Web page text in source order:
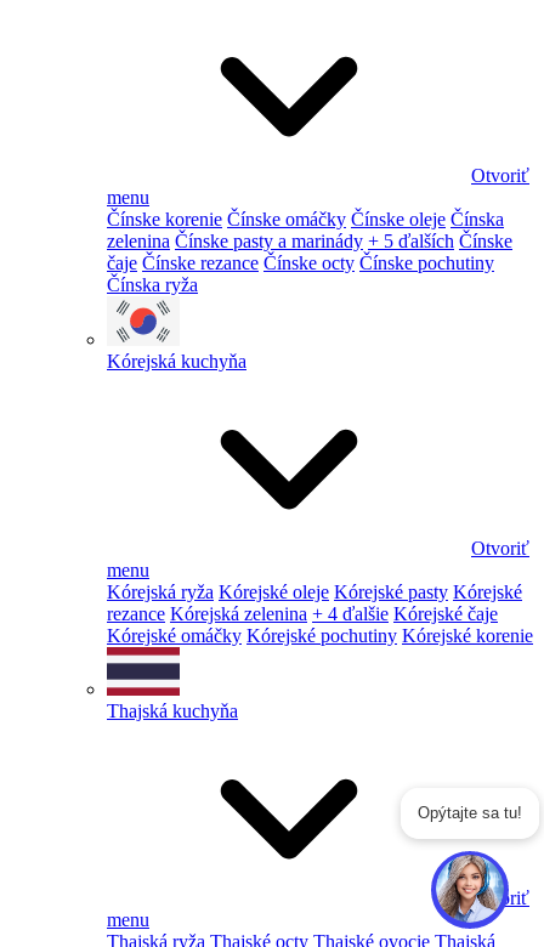
Otvoriť
menu
Čínske korenie Čínske omáčky Čínske oleje Čínska
zelenina Čínske pasty a marinády + 5 ďalších Čínske
čaje Čínske rezance Čínske octy Čínske pochutiny
Čínska ryža
Kórejská kuchyňa
Otvoriť
menu
Kórejská ryža Kórejské oleje Kórejské pasty Kórejské
rezance Kórejská zelenina + 4 ďalšie Kórejské čaje
Kórejské omáčky Kórejské pochutiny Kórejské korenie
Thajská kuchyňa
Otvoriť
menu
Thajská ryža Thajské octy Thajské ovocie Thajská
Opýtajte sa tu!